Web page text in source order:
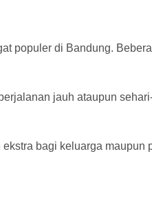
populer di Bandung.
jauh ataupun
bagi keluarga maupun